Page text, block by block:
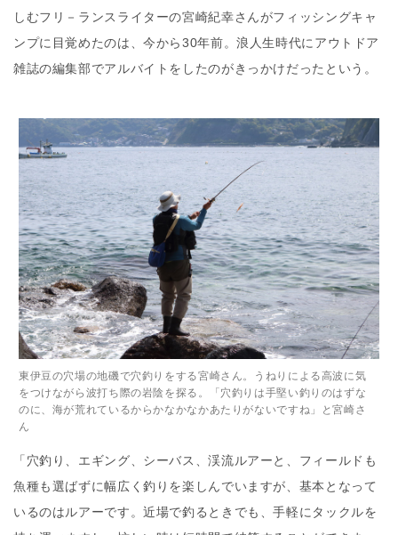
しむフリ－ランスライターの宮崎紀幸さんがフィッシングキャ
ンプに目覚めたのは、今から30年前。浪人生時代にアウトドア
雑誌の編集部でアルバイトをしたのがきっかけだったという。
東伊豆の穴場の地磯で穴釣りをする宮崎さん。うねりによる高波に気
をつけながら波打ち際の岩陰を探る。「穴釣りは手堅い釣りのはずな
のに、海が荒れているからかなかなかあたりがないですね」と宮崎さ
ん
「穴釣り、エギング、シーバス、渓流ルアーと、フィールドも
魚種も選ばずに幅広く釣りを楽しんでいますが、基本となって
いるのはルアーです。近場で釣るときでも、手軽にタックルを